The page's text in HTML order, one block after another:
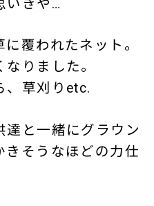
いきや…
覆われたネット。
りました。
、草刈りetc.
達と一緒にグラウン
きそうなほどの力仕